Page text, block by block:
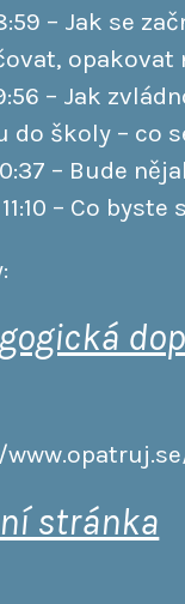
– Jak se
opakovat
– Jak
do školy – co
– Bude
11:10 – Co
stránka